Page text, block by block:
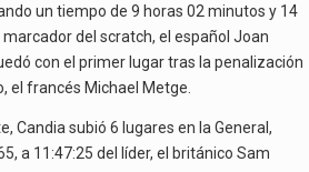
un tiempo de 9 horas 02 minutos y 14
del scratch, el español Joan
con el primer lugar tras la penalización
el francés Michael Metge.
Candia subió 6 lugares en la General,
a 11:47:25 del líder, el británico Sam